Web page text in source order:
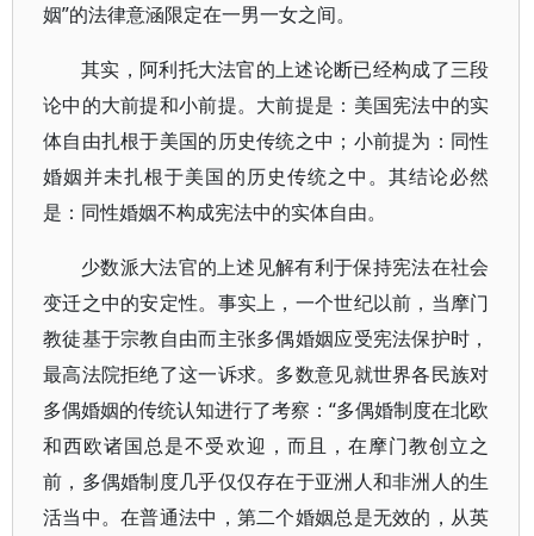
姻”的法律意涵限定在一男一女之间。
其实，阿利托大法官的上述论断已经构成了三段
论中的大前提和小前提。大前提是：美国宪法中的实
体自由扎根于美国的历史传统之中；小前提为：同性
婚姻并未扎根于美国的历史传统之中。其结论必然
是：同性婚姻不构成宪法中的实体自由。
少数派大法官的上述见解有利于保持宪法在社会
变迁之中的安定性。事实上，一个世纪以前，当摩门
教徒基于宗教自由而主张多偶婚姻应受宪法保护时，
最高法院拒绝了这一诉求。多数意见就世界各民族对
多偶婚姻的传统认知进行了考察：“多偶婚制度在北欧
和西欧诸国总是不受欢迎，而且，在摩门教创立之
前，多偶婚制度几乎仅仅存在于亚洲人和非洲人的生
活当中。在普通法中，第二个婚姻总是无效的，从英